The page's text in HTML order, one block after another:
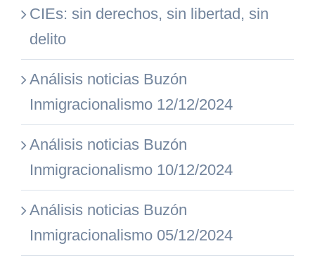
CIEs: sin derechos, sin libertad, sin
delito
Análisis noticias Buzón
Inmigracionalismo 12/12/2024
Análisis noticias Buzón
Inmigracionalismo 10/12/2024
Análisis noticias Buzón
Inmigracionalismo 05/12/2024